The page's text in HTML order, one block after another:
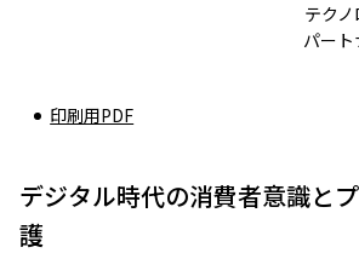
テク
パー
印刷用PDF
デジタル時代の消費者意識と
護